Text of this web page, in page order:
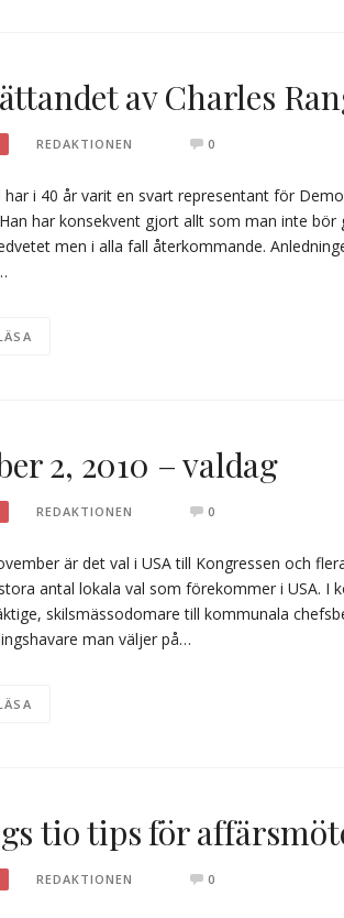
av Charles
REDAKTIONEN 0
har i 40 år varit en svart representant för
har konsekvent gjort allt som man inte
men i alla fall återkommande.
2, 2010 – valdag
REDAKTIONEN 0
är det val i USA till Kongressen och
antal lokala val som förekommer i USA. I
skilsmässodomare till kommunala
man väljer på…
tio tips för
REDAKTIONEN 0